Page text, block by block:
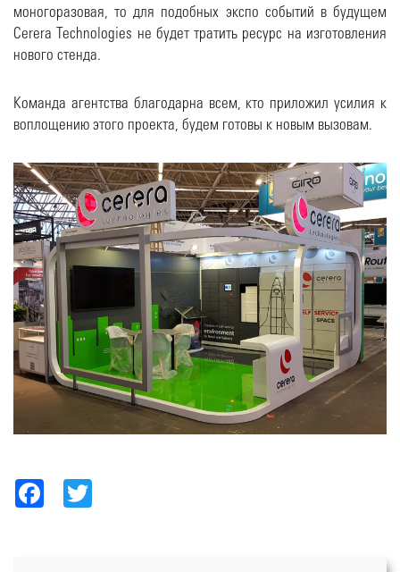
моногоразовая, то для подобных экспо событий в будущем
Cerera Technologies не будет тратить ресурс на изготовления
нового стенда.
Команда агентства благодарна всем, кто приложил усилия к
воплощению этого проекта, будем готовы к новым вызовам.
Facebook